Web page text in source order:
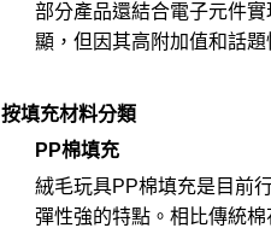
部分產品還結合電子元件
顯，但因其高附加值和話
按填充材料分類
PP棉填充
絨毛玩具PP棉填充是目前
彈性強的特點。相比傳統